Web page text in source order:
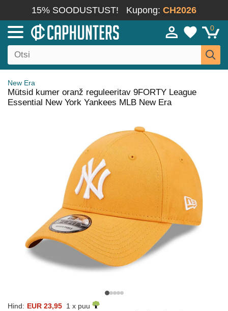
15% SOODUSTUST! Kupong: CH2026
0
New Era
Mütsid kumer oranž reguleeritav 9FORTY League
Essential New York Yankees MLB New Era
Hind: EUR 23,95 1 x puu